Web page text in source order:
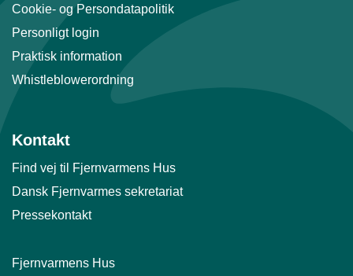
Cookie- og Persondatapolitik
Personligt login
Praktisk information
Whistleblowerordning
Kontakt
Find vej til Fjernvarmens Hus
Dansk Fjernvarmes sekretariat
Pressekontakt
Fjernvarmens Hus